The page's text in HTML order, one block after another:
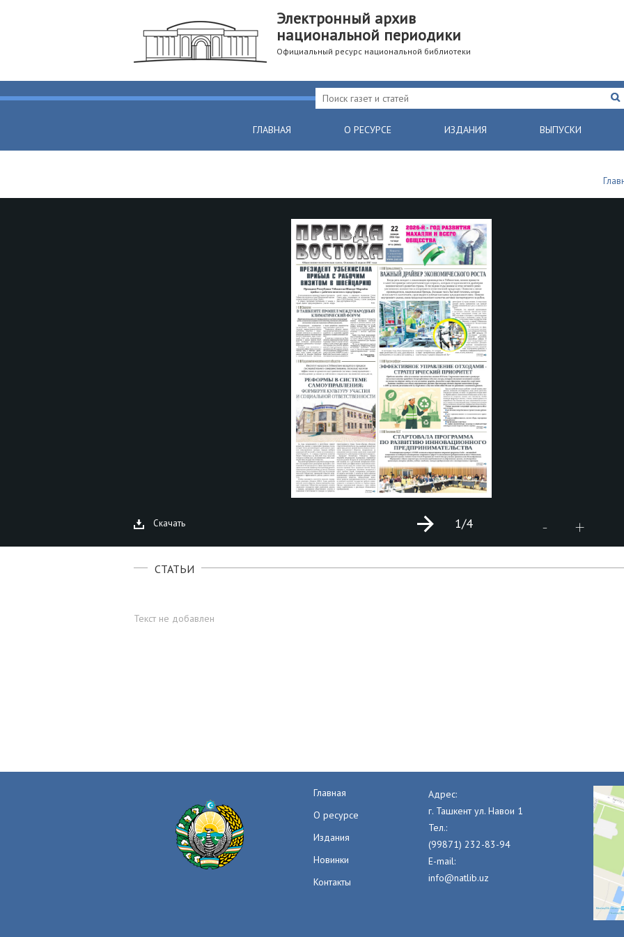
Электронный архив
национальной периодики
Официальный ресурс национальной библиотеки
ГЛАВНАЯ О РЕСУРСЕ ИЗДАНИЯ ВЫПУСКИ
Скачать - +
1/4
СТАТЬИ
Текст не добавлен
Главная
О ресурсе
Издания
Новинки
Контакты
Адрес:
г. Ташкент ул. Навои 1
Тел.:
(99871) 232-83-94
E-mail:
info@natlib.uz